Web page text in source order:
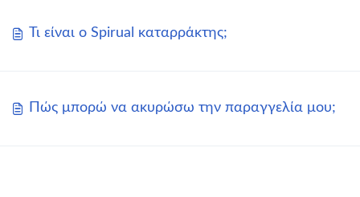
Τι είναι ο Spirual καταρράκτης;
Πώς μπορώ να ακυρώσω την παραγγελία μου;